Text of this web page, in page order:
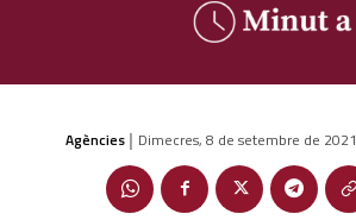
Agències | Dimecres, 8 de setembre de 2021